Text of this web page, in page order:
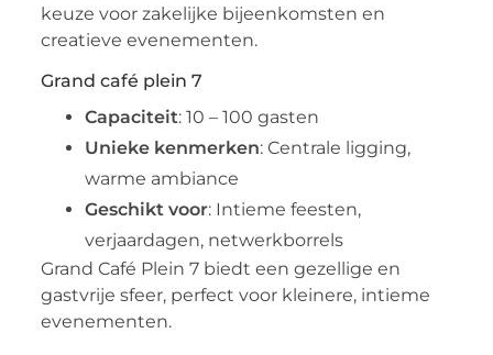
keuze voor zakelijke bijeenkomsten en
creatieve evenementen.
Grand café plein 7
Capaciteit: 10 – 100 gasten
Unieke kenmerken: Centrale ligging,
warme ambiance
Geschikt voor: Intieme feesten,
verjaardagen, netwerkborrels
Grand Café Plein 7 biedt een gezellige en
gastvrije sfeer, perfect voor kleinere, intieme
evenementen.